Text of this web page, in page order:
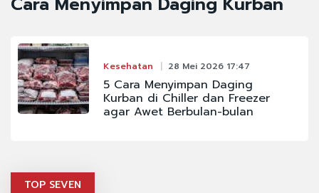
Kesehatan 28 Mei 2026 17:47
5 Cara Menyimpan Daging
Kurban di Chiller dan Freezer
agar Awet Berbulan-bulan
TOP SEVEN